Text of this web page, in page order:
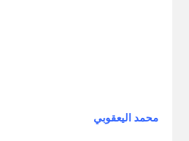
محمد اليعقوبي